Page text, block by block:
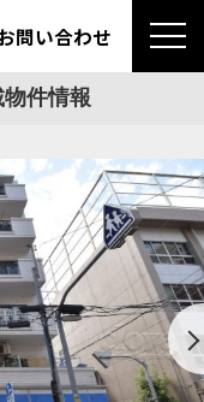
問い合わせ
件情報